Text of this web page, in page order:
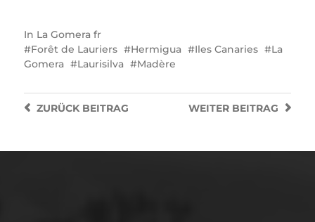
In La Gomera fr
Forêt de Lauriers
Hermigua Iles Canaries
La
Gomera
Laurisilva Madère
WEITER BEITRAG
ZURÜCKBEITRAG